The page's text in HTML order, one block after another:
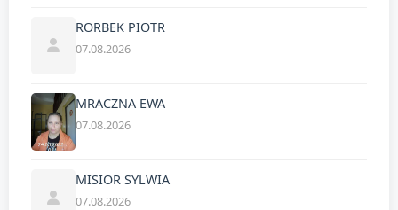
RORBEK PIOTR
07.08.2026
MRACZNA EWA
07.08.2026
MISIOR SYLWIA
07.08.2026